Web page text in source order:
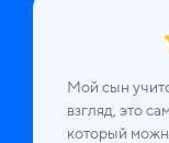
Мой сын
взгляд, это
который